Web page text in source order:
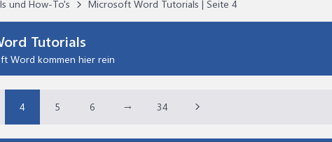
und How-To's Microsoft Word Tutorials | Seite 4
Tutorials
Word kommen hier rein
4 5 6 → 34